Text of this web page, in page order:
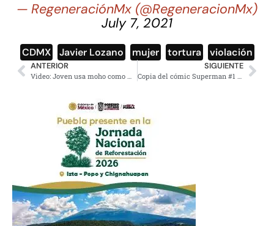
— RegeneraciónMx (@RegeneracionMx)
July 7, 2021
CDMX Javier Lozano mujer tortura violación
ANTERIOR
Video: Joven usa moho como maquillaje y causa polémica en redes
SIGUIENTE
Copia del cómic Superman #1 es subastada en millones de pesos